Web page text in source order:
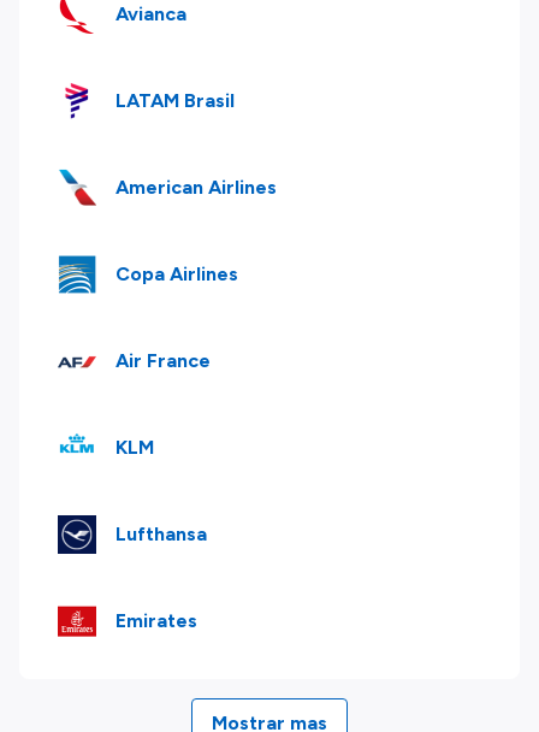
Avianca
LATAM Brasil
American Airlines
Copa Airlines
Air France
KLM
Lufthansa
Emirates
Mostrar mas